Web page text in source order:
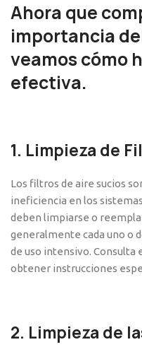
Ahora que
importancia
veamos cómo
efectiva.
1. Limpieza de
Los filtros de aire sucios
ineficiencia en los
deben limpiarse o
generalmente cada uno o
de uso intensivo. Consulta
obtener instrucciones
2. Limpieza de